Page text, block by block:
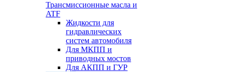
Трансмиссионные масла и
ATF
Жидкости для
гидравлических
систем автомобиля
Для МКПП и
приводных мостов
Для АКПП и ГУР